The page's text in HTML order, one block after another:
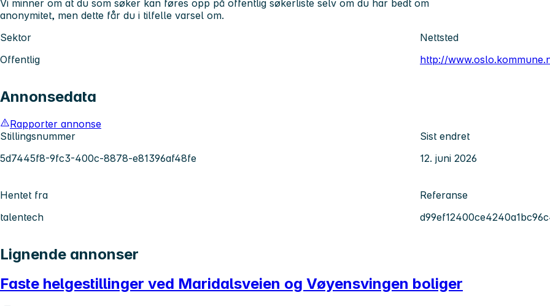
Vi minner om at du som søker kan føres opp på offentlig søkerliste selv om du har bedt om
anonymitet, men dette får du i tilfelle varsel om.
Sektor
Offentlig
Nettsted
http://
Annonsedata
Rapporter annonse
Stillingsnummer
5d7445f8-9fc3-400c-8878-e81396af48fe
Sist endret
12. juni 2026
Hentet fra
talentech
Referanse
Lignende annonser
Faste helgestillinger ved Maridalsveien og Vøyensvingen boliger